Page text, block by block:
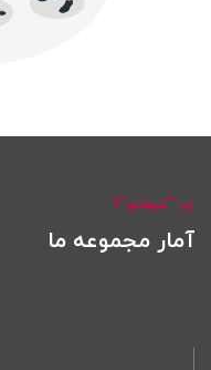
چرا "شیفلای"؟
آمار مجموعه ما